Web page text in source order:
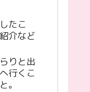
たこ
介など
りと出
行くこ
。